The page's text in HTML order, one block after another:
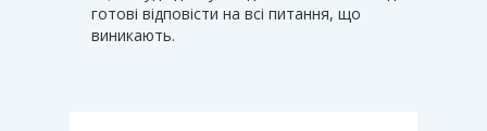
готові відповісти на всі питання, що
виникають.